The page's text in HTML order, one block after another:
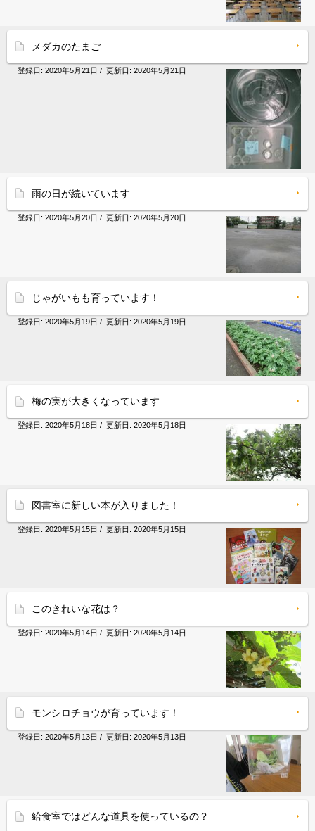
メダカのたまご
登録日: 2020年5月21日 / 更新日: 2020年5月21日
雨の日が続いています
登録日: 2020年5月20日 / 更新日: 2020年5月20日
じゃがいもも育っています！
登録日: 2020年5月19日 / 更新日: 2020年5月19日
梅の実が大きくなっています
登録日: 2020年5月18日 / 更新日: 2020年5月18日
図書室に新しい本が入りました！
登録日: 2020年5月15日 / 更新日: 2020年5月15日
このきれいな花は？
登録日: 2020年5月14日 / 更新日: 2020年5月14日
モンシロチョウが育っています！
登録日: 2020年5月13日 / 更新日: 2020年5月13日
給食室ではどんな道具を使っているの？